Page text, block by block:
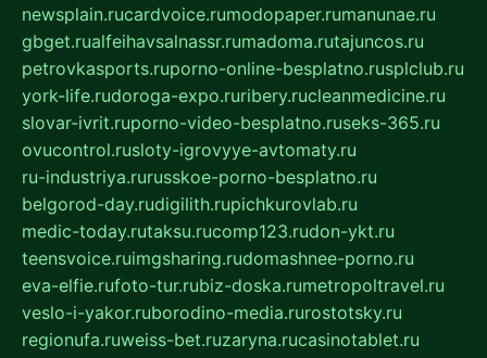
newsplain.rucardvoice.rumodopaper.rumanunae.ru
gbget.rualfeihavsalnassr.rumadoma.rutajuncos.ru
petrovkasports.ruporno-online-besplatno.rusplclub.ru
york-life.rudoroga-expo.ruribery.rucleanmedicine.ru
slovar-ivrit.ruporno-video-besplatno.ruseks-365.ru
ovucontrol.rusloty-igrovyye-avtomaty.ru
ru-industriya.rurusskoe-porno-besplatno.ru
belgorod-day.rudigilith.rupichkurovlab.ru
medic-today.rutaksu.rucomp123.rudon-ykt.ru
teensvoice.ruimgsharing.rudomashnee-porno.ru
eva-elfie.rufoto-tur.rubiz-doska.rumetropoltravel.ru
veslo-i-yakor.ruborodino-media.rurostotsky.ru
regionufa.ruweiss-bet.ruzaryna.rucasinotablet.ru